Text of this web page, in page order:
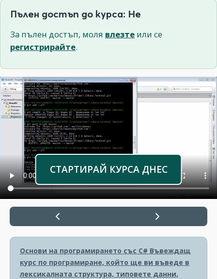
Пълен достъп до курса: Не
За пълен достъп, моля влезте или се
регистрирайте.
СТАРТИРАЙ КУРСА ДНЕС
Основи на програмирането със C# Въвеждащ
курс по програмиране, който ще ви въведе в
лексикалната структура, типовете данни,